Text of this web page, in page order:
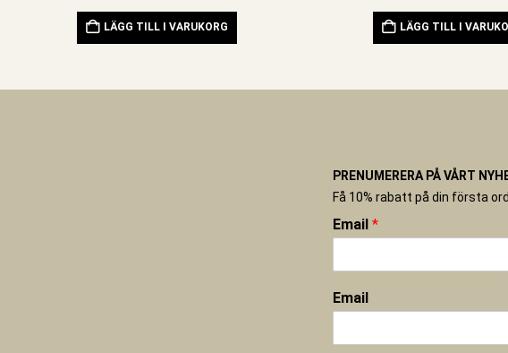
LÄGG TILL I VARUKORG LÄGG TILL I
PRENUMERERA PÅ VÅRT
Få 10% rabatt på din första
Email *
Email